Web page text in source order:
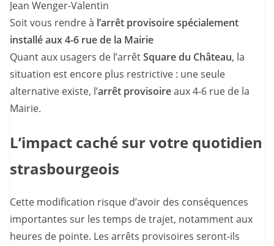
Jean Wenger-Valentin
Soit vous rendre à l’arrêt provisoire spécialement
installé aux 4-6 rue de la Mairie
Quant aux usagers de l’arrêtSquare du Château, la
situation est encore plus restrictive : une seule
alternative existe, l’arrêt provisoireaux 4-6 rue de la
Mairie.
L’impact caché sur votre quotidien
strasbourgeois
Cette modification risque d’avoir des conséquences
importantes sur les temps de trajet, notamment aux
heures de pointe. Les arrêts provisoires seront-ils